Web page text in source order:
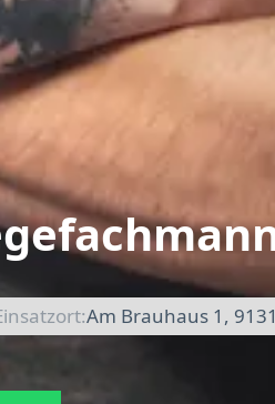
Am Brauhaus 1,